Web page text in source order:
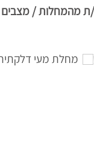
מהמחלות / מצבים
מחלת מעי